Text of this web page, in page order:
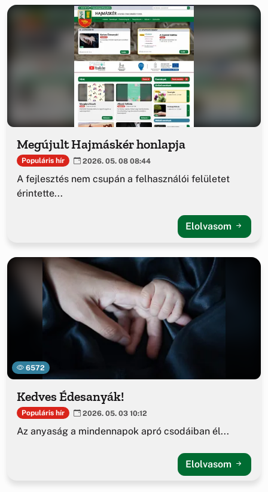
Megújult Hajmáskér honlapja
Populáris hír 2026. 05. 08 08:44
A fejlesztés nem csupán a felhasználói felületet
érintette...
Elolvasom
6572
Kedves Édesanyák!
Populáris hír 2026. 05. 03 10:12
Az anyaság a mindennapok apró csodáiban él...
Elolvasom